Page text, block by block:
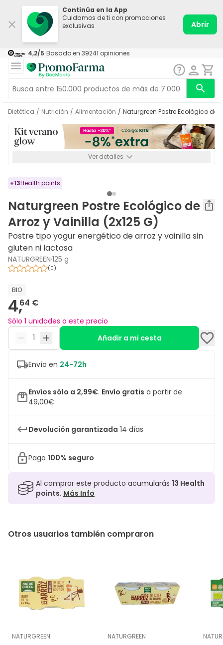
Continúa en la App
Cuidamos de ti con promociones
exclusivas
Abrir
4,2/5 Basado en 39241 opiniones
Dietética / Nutrición / Alimentación / Naturgreen Postre Ecológico de
Ver detalles
+13Health points
Naturgreen Postre Ecológico de
Arroz y Vainilla (2x125 G)
Postre tipo yogur energético de arroz y vainilla sin
gluten ni lactosa
NATURGREEN·125 g
(0)
BIO
4,64 €
Sólo 1 unidades a este precio
Añadir a mi cesta
Envío en 24-72h
Envíos sólo a 2,99€. Envío gratis a partir de
49,00€
Devolución garantizada 14 días
Pago 100% seguro
Al comprar este producto acumularás 13 Health
points. Más Info
Otros usuarios también compraron
NATURGREEN NATURGREEN